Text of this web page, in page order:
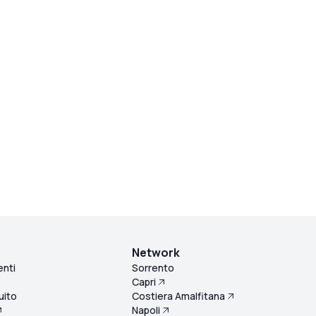
Network
Sorrento
Capri
Costiera Amalfitana
Napoli